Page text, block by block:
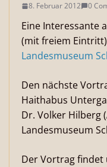
8. Februar 2012 0
Eine Interessante
(mit freiem
Landesmuseum
Den nächste
Haithabus
Dr. Volker Hilberg
Landesmuseum
Der Vortrag findet